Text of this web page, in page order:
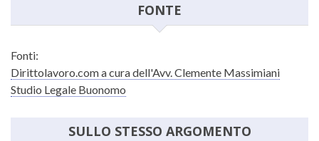
FONTE
Fonti:
Dirittolavoro.com a cura dell'Avv. Clemente Massimiani
Studio Legale Buonomo
SULLO STESSO ARGOMENTO